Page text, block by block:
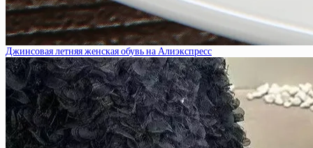
Джинсовая летняя женская обувь на Алиэкспресс